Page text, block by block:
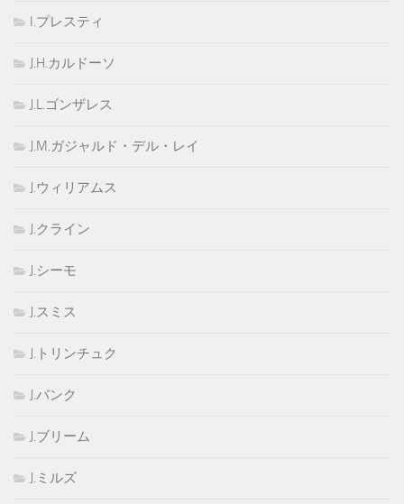
I.プレスティ
J.H.カルドーソ
J.L.ゴンザレス
J.M.ガジャルド・デル・レイ
J.ウィリアムス
J.クライン
J.シーモ
J.スミス
J.トリンチュク
J.バンク
J.ブリーム
J.ミルズ